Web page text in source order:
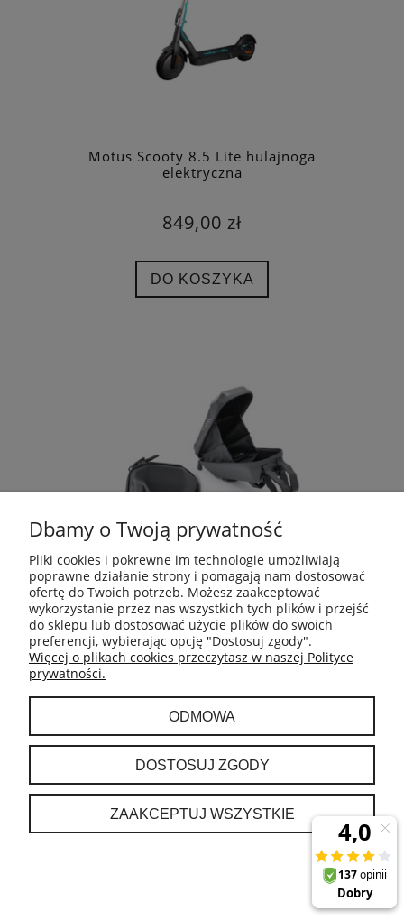
Motus Scooty 8.5 Lite hulajnoga
elektryczna
849,00 zł
DO KOSZYKA
Motus torba sakwa rozmiar L do hulajnogi
79,00 zł
DO KOSZYKA
Dbamy o Twoją prywatność
Pliki cookies i pokrewne im technologie umożliwiają
poprawne działanie strony i pomagają nam dostosować
ofertę do Twoich potrzeb. Możesz zaakceptować
wykorzystanie przez nas wszystkich tych plików i przejść
do sklepu lub dostosować użycie plików do swoich
preferencji, wybierając opcję "Dostosuj zgody".
Więcej o plikach cookies przeczytasz w naszej Polityce
prywatności.
ODMOWA
DOSTOSUJ ZGODY
ZAAKCEPTUJ WSZYSTKIE